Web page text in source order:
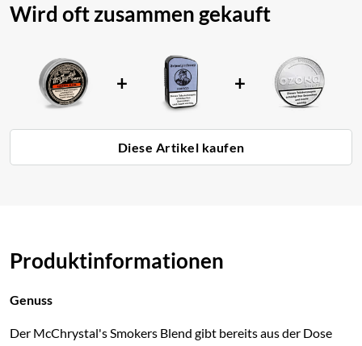
Wird oft zusammen gekauft
+ +
Diese Artikel kaufen
Produktinformationen
Genuss
Der McChrystal's Smokers Blend gibt bereits aus der Dose